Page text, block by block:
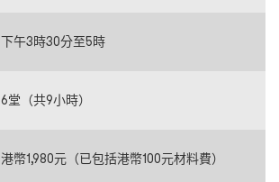
下午3時30分至5時
6堂（共9小時）
港幣1,980元（已包括港幣100元材料費）